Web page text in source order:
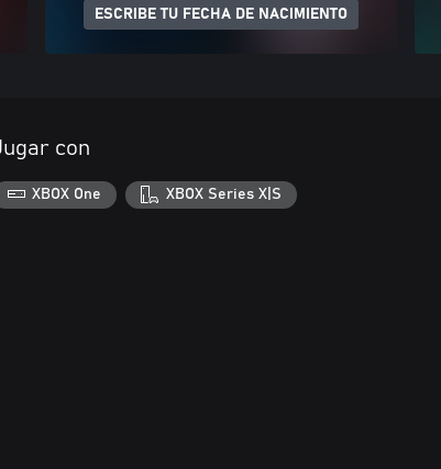
ESCRIBE TU FECHA DE NACIMIENTO
con
XBOX One XBOX Series X|S